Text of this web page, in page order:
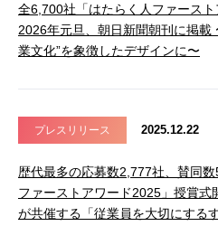
全6,700社「はたらく人ファース
2026年元旦、朝日新聞朝刊に掲載
業文化”を象徴したデザインに〜
プレスリリース 2025.12.22
歴代最多の応募数2,777社、賛同
ファーストアワード2025」授賞式
が共催する「従業員を大切にする